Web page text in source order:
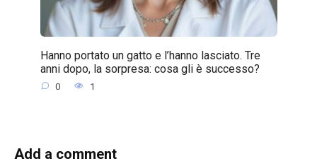
Hanno portato un gatto e l’hanno lasciato. Tre
anni dopo, la sorpresa: cosa gli è successo?
0 1
Add a comment